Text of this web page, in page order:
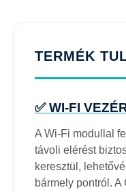
TERMÉK
✅ WI-FI
A Wi-Fi modullal
távoli elérést
keresztül,
bármely pontról.